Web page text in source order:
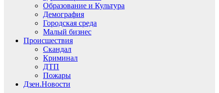
Образование и Культура
Демография
Городская среда
Малый бизнес
Происшествия
Скандал
Криминал
ДТП
Пожары
Дзен.Новости